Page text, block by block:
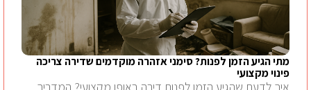
מתי הגיע הזמן לפנות? סימני אזהרה מוקדמים שדירה צריכה
פינוי מקצועי